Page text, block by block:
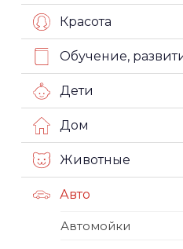
Красота
Обучение,
Дети
Дом
Животные
Авто
Автомойки